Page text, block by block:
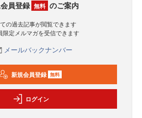
員登録 無料 のご案内
ての過去記事が閲覧できます
限定メルマガを受信できます
メールバックナンバー
新規会員登録 無料
ログイン